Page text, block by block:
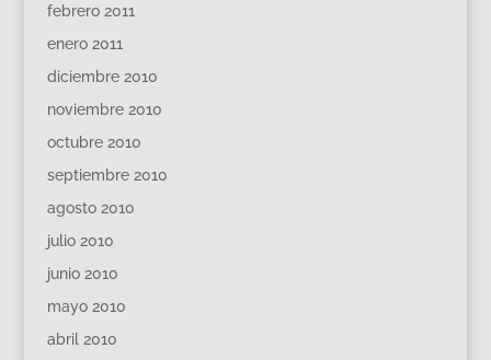
febrero 2011
enero 2011
diciembre 2010
noviembre 2010
octubre 2010
septiembre 2010
agosto 2010
julio 2010
junio 2010
mayo 2010
abril 2010